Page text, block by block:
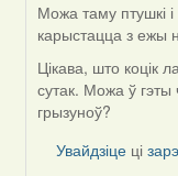
In
reply
to
by
Lighty
Можа таму птушкі
карыстацца з ежы
Цікава, што коцік
сутак. Можа ў
грызуноў?
Увайдзіце ці